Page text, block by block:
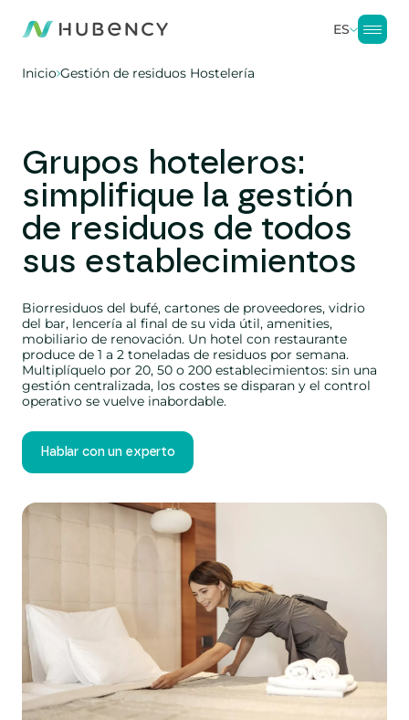
ES
Inicio Gestión de residuos Hostelería
Grupos hoteleros:
simplifique la gestión
de residuos de todos
sus establecimientos
Biorresiduos del bufé, cartones de proveedores, vidrio
del bar, lencería al final de su vida útil, amenities,
mobiliario de renovación. Un hotel con restaurante
produce de 1 a 2 toneladas de residuos por semana.
Multiplíquelo por 20, 50 o 200 establecimientos: sin una
gestión centralizada, los costes se disparan y el control
operativo se vuelve inabordable.
Hablar con un experto